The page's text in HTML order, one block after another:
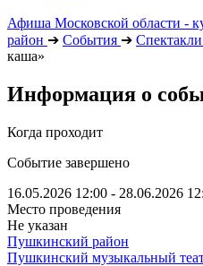
Афиша Московской области -
район ➔ События ➔ Спектакли
каша»
Информация о
Когда проходит
Событие завершено
16.05.2026 12:00 - 28.06.2026
Место проведения
Не указан
Пушкинский район
Пушкинский музыкальный